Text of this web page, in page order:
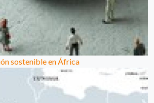
sostenible en África